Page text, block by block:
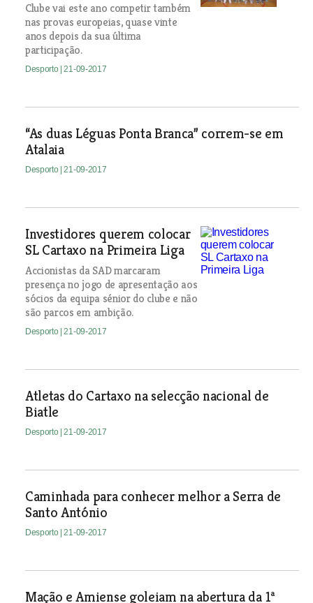
Clube vai este ano competir também
nas provas europeias, quase vinte
anos depois da sua última
participação.
Desporto | 21-09-2017
“As duas Léguas Ponta Branca” correm-se em
Atalaia
Desporto | 21-09-2017
Investidores querem colocar
SL Cartaxo na Primeira Liga
Accionistas da SAD marcaram
presença no jogo de apresentação aos
sócios da equipa sénior do clube e não
são parcos em ambição.
Desporto | 21-09-2017
Atletas do Cartaxo na selecção nacional de
Biatle
Desporto | 21-09-2017
Caminhada para conhecer melhor a Serra de
Santo António
Desporto | 21-09-2017
Mação e Amiense goleiam na abertura da 1ª